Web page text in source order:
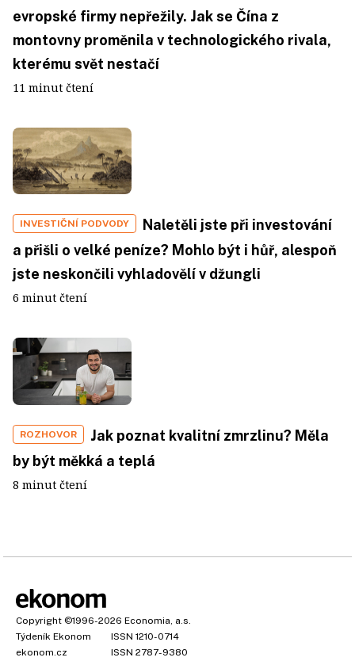
evropské firmy nepřežily. Jak se Čína z
montovny proměnila v technologického rivala,
kterému svět nestačí
11 minut čtení
INVESTIČNÍ PODVODY
Naletěli jste při investování
a přišli o velké peníze? Mohlo být i hůř, alespoň
jste neskončili vyhladovělí v džungli
6 minut čtení
ROZHOVOR
Jak poznat kvalitní zmrzlinu? Měla
by být měkká a teplá
8 minut čtení
Copyright ©1996-2026 Economia, a.s.
Týdeník Ekonom
ISSN 1210-0714
ekonom.cz
ISSN 2787-9380